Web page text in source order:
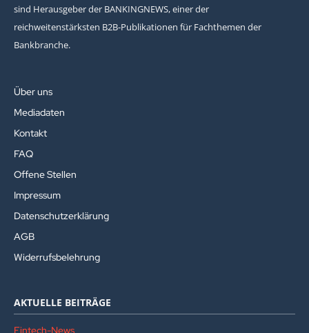
sind Herausgeber der BANKINGNEWS, einer der
reichweitenstärksten B2B-Publikationen für Fachthemen der
Bankbranche.
Über uns
Mediadaten
Kontakt
FAQ
Offene Stellen
Impressum
Datenschutzerklärung
AGB
Widerrufsbelehrung
AKTUELLE BEITRÄGE